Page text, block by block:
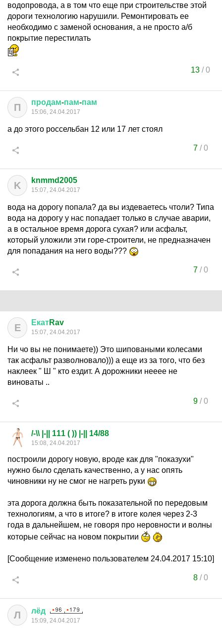
водопровода, а в том что еще при строительстве этой
дороги технологию нарушили. Ремонтировать ее
необходимо с заменой основания, а не просто а/б
покрытие перестилать
13 /0
П продам-пам-пам
15:06, 24.04.2017
а до этого россельбан 12 или 17 лет стоял
7/0
K knmmd2005
15:07, 24.04.2017
вода на дорогу попала? да вы издеваетесь чтоли? Типа
вода на дорогу у нас попадает только в случае аварии,
а в остальное время дорога сухая? или асфальт,
который уложили эти горе-строители, не предназначен
для попадания на него воды???
7/0
Е ЕкатRav
15:07, 24.04.2017
Ни чо вы не понимаете)) Это шиповаными колесами
так асфальт разволновало))) а еще из за того, что без
наклеек " Ш " кто ездит. А дорожники нееее не
виноваты ..
9/0
/-\\ |-|| 111 ( )) |-|| 14/88
15:08, 24.04.2017
построили дорогу новую, вроде как для "показухи"
нужно было сделать качественно, а у нас опять
чиновники ну не смог не нагреть руки
эта дорога должна быть показательной по передовым
технологиям, а что в итоге? в итоге колея через 2-3
года в дальнейшем, не говоря про неровности и волны
которые сейчас на новом покрытии
[Сообщение изменено пользователем 24.04.2017 15:10]
8/0
Л лёд
15:09, 24.04.2017